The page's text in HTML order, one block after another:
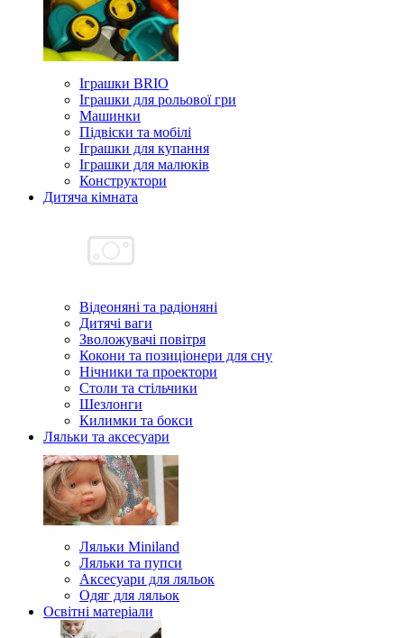
Іграшки BRIO
Іграшки для рольової гри
Машинки
Підвіски та мобілі
Іграшки для купання
Іграшки для малюків
Конструктори
Дитяча кімната
Відеоняні та радіоняні
Дитячі ваги
Зволожувачі повітря
Кокони та позиціонери для сну
Нічники та проектори
Столи та стільчики
Шезлонги
Килимки та бокси
Ляльки та аксесуари
Ляльки Miniland
Ляльки та пупси
Аксесуари для ляльок
Одяг для ляльок
Освітні матеріали